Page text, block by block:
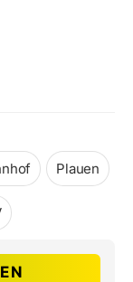
Plauen